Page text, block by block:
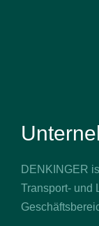
DENKINGER
Transport- und